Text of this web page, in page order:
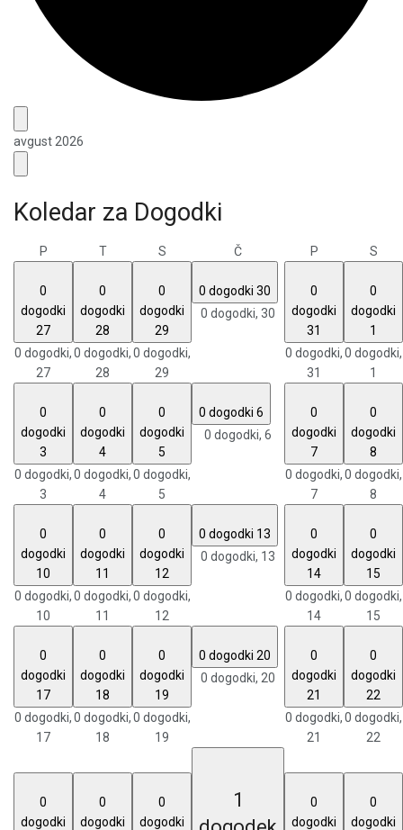
avgust 2026
Koledar za Dogodki
P T S Č P S
0
dogodki
27
0 dogodki,
27
0
dogodki
28
0 dogodki,
28
0
dogodki
29
0 dogodki,
29
0 dogodki 30
0 dogodki, 30
0
dogodki
31
0 dogodki,
31
0
dogodki
1
0 dogodki,
1
0
dogodki
3
0 dogodki,
3
0
dogodki
4
0 dogodki,
4
0
dogodki
5
0 dogodki,
5
0 dogodki 6
0 dogodki, 6
0
dogodki
7
0 dogodki,
7
0
dogodki
8
0 dogodki,
8
0
dogodki
10
0 dogodki,
10
0
dogodki
11
0 dogodki,
11
0
dogodki
12
0 dogodki,
12
0 dogodki 13
0 dogodki, 13
0
dogodki
14
0 dogodki,
14
0
dogodki
15
0 dogodki,
15
0
dogodki
17
0 dogodki,
17
0
dogodki
18
0 dogodki,
18
0
dogodki
19
0 dogodki,
19
0 dogodki 20
0 dogodki, 20
0
dogodki
21
0 dogodki,
21
0
dogodki
22
0 dogodki,
22
0
dogodki
0
dogodki
0
dogodki
1
0
dogodki
0
dogodki